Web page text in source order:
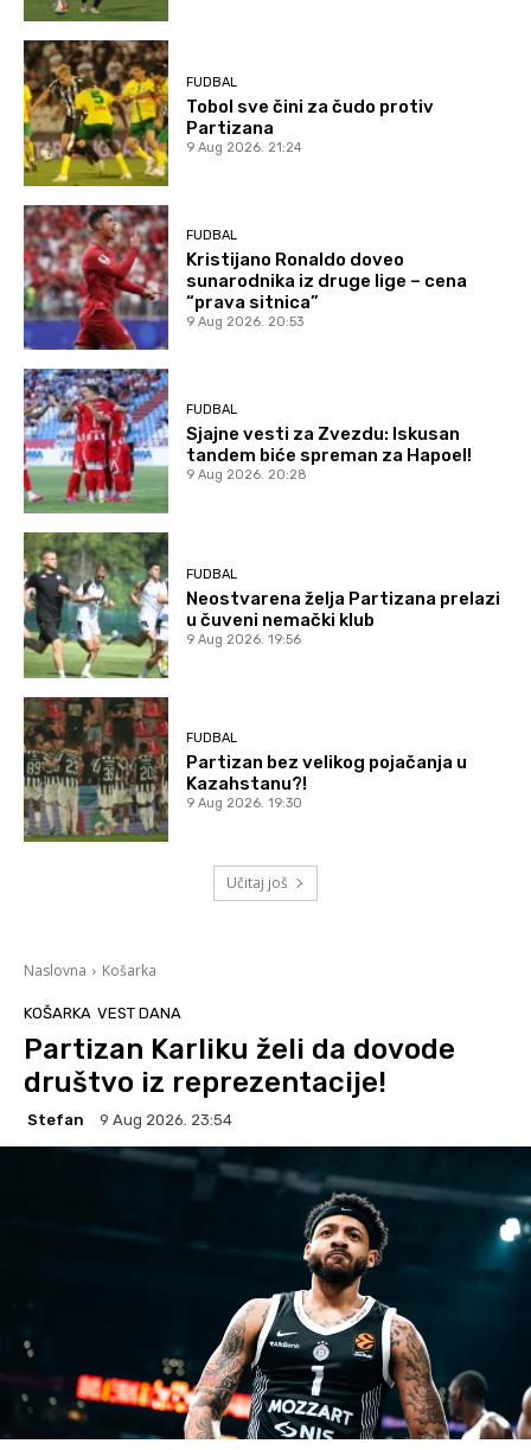
FUDBAL
Tobol sve čini za čudo protiv
Partizana
9 Aug 2026. 21:24
FUDBAL
Kristijano Ronaldo doveo
sunarodnika iz druge lige – cena
“prava sitnica”
9 Aug 2026. 20:53
FUDBAL
Sjajne vesti za Zvezdu: Iskusan
tandem biće spreman za Hapoel!
9 Aug 2026. 20:28
FUDBAL
Neostvarena želja Partizana prelazi
u čuveni nemački klub
9 Aug 2026. 19:56
FUDBAL
Partizan bez velikog pojačanja u
Kazahstanu?!
9 Aug 2026. 19:30
Učitaj još